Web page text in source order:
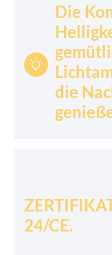

Die
die
24/CE.